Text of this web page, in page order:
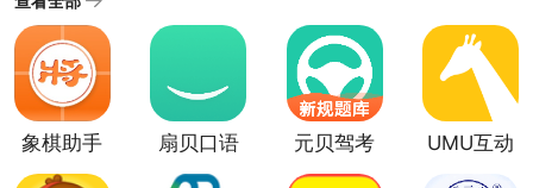
通过教育类手机软件，随时随地学习新知识、提升自己
的能力。为了满足不同用户的学习需求和教育需求，小
编提供了教育类手机软件合集供大家挑选下载学习。
象棋助手 扇贝口语
元贝驾考
app
UMU互动
平台手机